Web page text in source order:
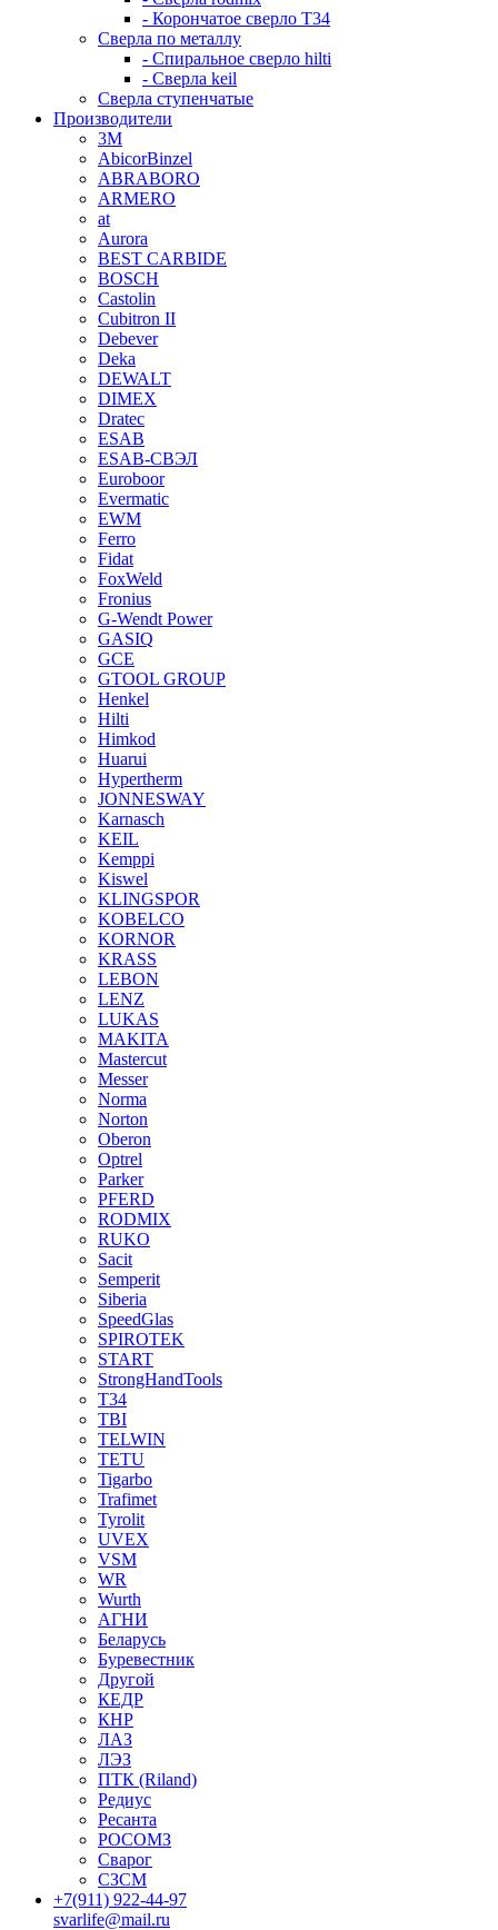
- Корончатое сверло T34
Сверла по металлу
- Спиральное сверло hilti
- Сверла keil
Сверла ступенчатые
Производители
3M
AbicorBinzel
ABRABORO
ARMERO
at
Aurora
BEST CARBIDE
BOSCH
Castolin
Cubitron II
Debever
Deka
DEWALT
DIMEX
Dratec
ESAB
ESAB-СВЭЛ
Euroboor
Evermatic
EWM
Ferro
Fidat
FoxWeld
Fronius
G-Wendt Power
GASIQ
GCE
GTOOL GROUP
Henkel
Hilti
Himkod
Huarui
Hypertherm
JONNESWAY
Karnasch
KEIL
Kemppi
Kiswel
KLINGSPOR
KOBELCO
KORNOR
KRASS
LEBON
LENZ
LUKAS
MAKITA
Mastercut
Messer
Norma
Norton
Oberon
Optrel
Parker
PFERD
RODMIX
RUKO
Sacit
Semperit
Siberia
SpeedGlas
SPIROTEK
START
StrongHandTools
T34
TBI
TELWIN
TETU
Tigarbo
Trafimet
Tyrolit
UVEX
VSM
WR
Wurth
АГНИ
Беларусь
Буревестник
Другой
КЕДР
КНР
ЛАЗ
ЛЭЗ
ПТК (Riland)
Редиус
Ресанта
РОСОМЗ
Сварог
СЗСМ
+7(911) 922-44-97
svarlife@mail.ru